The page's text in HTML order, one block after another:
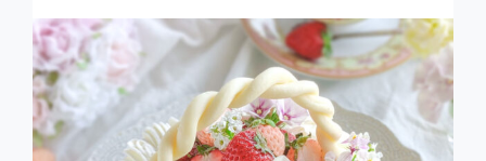
ご
の
ム
ー
ス
ケ
ー